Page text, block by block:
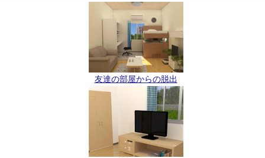
友達の部屋からの脱出